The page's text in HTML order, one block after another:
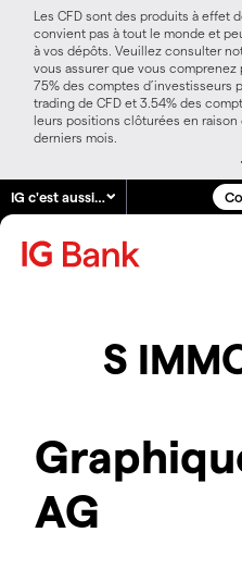
Les CFD sont des produits à effet
convient pas à tout le monde et
à vos dépôts. Veuillez consulter
vous assurer que vous
75% des comptes d’investisseurs
trading de CFD et 3.54% des
leurs positions clôturées en raison
derniers mois.
IG c'est aussi…
S
AG